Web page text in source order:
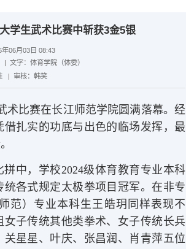
学生武术比赛中斩获3金5银
06月03日 08:43
| 文字：体育学院（体委）
| 审核： 韩笑
术比赛在长江师范学院圆满落幕。经
扎实的功底与出色的临场发挥，最
中，学校2024级体育教育专业本科
各式规定太极拳项目冠军。在非专
范）专业本科生王皓玥同样表现不
子传统其他类拳术、女子传统长兵
星星、叶庆、张昌润、肖青萍五位